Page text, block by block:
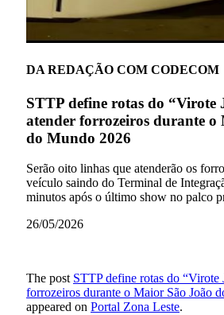
DA REDAÇÃO COM CODECOM
STTP define rotas do “Virote
atender forrozeiros durante o
do Mundo 2026
Serão oito linhas que atenderão os
veículo saindo do Terminal de
minutos após o último show no palco
26/05/2026
The post STTP define rotas do “Virote
forrozeiros durante o Maior São João
appeared on Portal Zona Leste.